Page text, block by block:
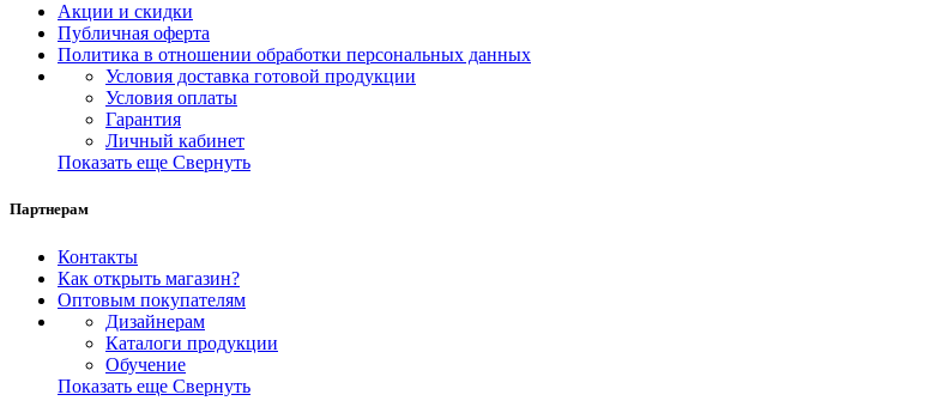
Акции и скидки
Публичная оферта
Политика в отношении обработки персональных данных
Условия доставка готовой продукции
Условия оплаты
Гарантия
Личный кабинет
Показать еще Свернуть
Партнерам
Контакты
Как открыть магазин?
Оптовым покупателям
Дизайнерам
Каталоги продукции
Обучение
Показать еще Свернуть